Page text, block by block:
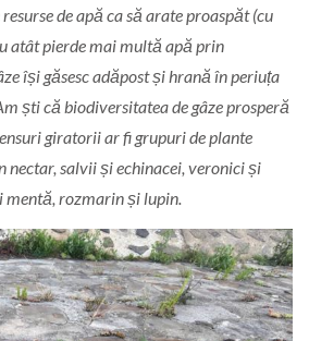
de apă ca să arate proaspăt (cu
atât pierde mai multă apă prin
își găsesc adăpost și hrană în periuța
ști că biodiversitatea de gâze prosperă
giratorii ar fi grupuri de plante
nectar, salvii și echinacei, veronici și
rozmarin și lupin.